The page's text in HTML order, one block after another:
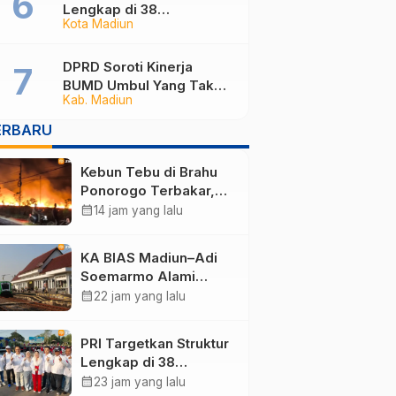
Kota Madiun
Lengkap di 38
Kabupaten/Kota Jatim
Pemilu 2029
Kab. Madiun
DPRD Soroti Kinerja
BUMD Umbul Yang Tak
Maksimal, Dinilai Belum
Kebun Tebu di Brahu
Ponorogo Terbakar,
Puluhan Hektare
calendar_month14 jam yang lalu
KA BIAS Madiun–Adi
Soemarmo Alami
Gangguan, 5 KA Ikut
calendar_month22 jam yang lalu
PRI Targetkan Struktur
Lengkap di 38
Kabupaten/Kota Jatim
calendar_month23 jam yang lalu